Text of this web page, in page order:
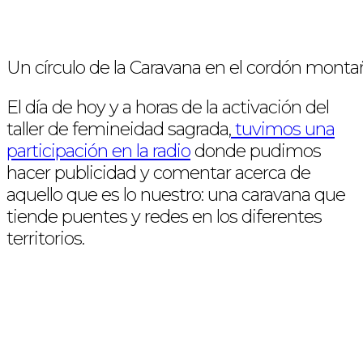
Un círculo de la Caravana en el cordón
El día de hoy y a horas de la activación del
taller de femineidad sagrada,tuvimos una
participación en la radiodonde pudimos
hacer publicidad y comentar acerca de
aquello que es lo nuestro: una caravana que
tiende puentes y redes en los diferentes
territorios.